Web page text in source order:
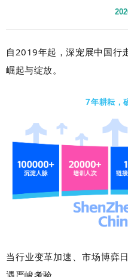
自2019年起，深宠展中国行
崛起与绽放。
7年耕耘
当行业变革加速、市场博弈
遇严峻考验。